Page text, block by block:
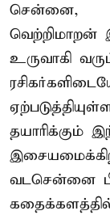
சென்னை,
வெற்றிமாறன்
உருவாகி
தயாரிக்கும்
வடசென்னை